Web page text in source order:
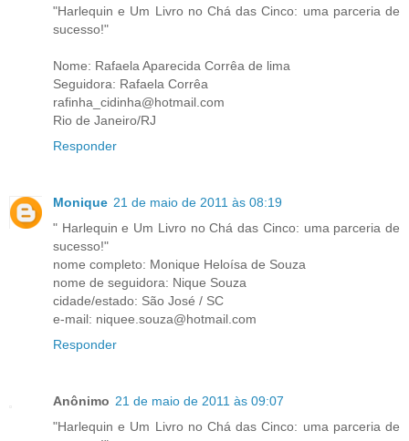
"Harlequin e Um Livro no Chá das Cinco: uma parceria de
sucesso!"
Nome: Rafaela Aparecida Corrêa de lima
Seguidora: Rafaela Corrêa
rafinha_cidinha@hotmail.com
Rio de Janeiro/RJ
Responder
Monique 21 de maio de 2011 às 08:19
" Harlequin e Um Livro no Chá das Cinco: uma parceria de
sucesso!"
nome completo: Monique Heloísa de Souza
nome de seguidora: Nique Souza
cidade/estado: São José / SC
e-mail: niquee.souza@hotmail.com
Responder
Anônimo 21 de maio de 2011 às 09:07
"Harlequin e Um Livro no Chá das Cinco: uma parceria de